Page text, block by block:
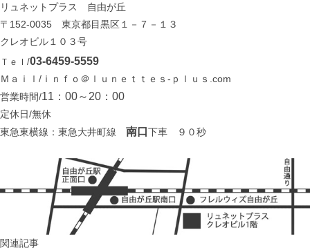
リュネットプラス 自由が丘
〒152-0035 東京都目黒区１－７－１３
クレオビル１０３号
Ｔｅｌ/03-6459-5559
Ｍａｉｌ/ｉｎｆｏ＠ｌｕｎｅｔｔｅｓ-ｐｌｕｓ.com
営業時間/11：00～20：00
定休日/無休
東急東横線：東急大井町線 南口 下車 ９０秒
関連記事